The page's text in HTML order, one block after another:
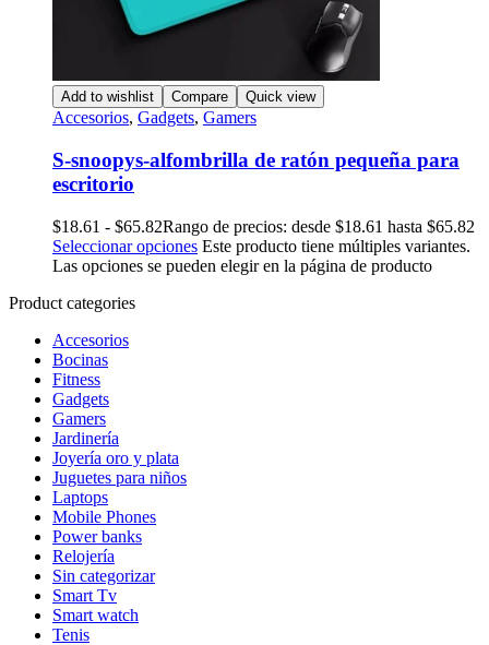
Add to wishlist Compare Quick view
Accesorios, Gadgets, Gamers
S-snoopys-alfombrilla de ratón pequeña para
escritorio
$18.61 - $65.82Rango de precios: desde $18.61 hasta $65.82
Seleccionar opciones Este producto tiene múltiples variantes.
Las opciones se pueden elegir en la página de producto
Product categories
Accesorios
Bocinas
Fitness
Gadgets
Gamers
Jardinería
Joyería oro y plata
Juguetes para niños
Laptops
Mobile Phones
Power banks
Relojería
Sin categorizar
Smart Tv
Smart watch
Tenis